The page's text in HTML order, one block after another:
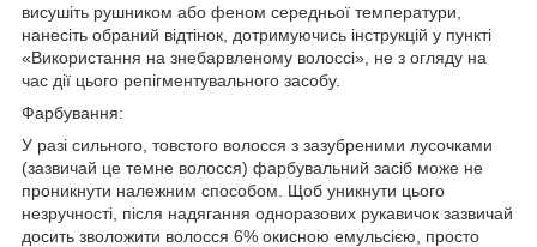
висушіть рушником або феном середньої температури,
нанесіть обраний відтінок, дотримуючись інструкцій у пункті
«Використання на знебарвленому волоссі», не з огляду на
час дії цього репігментувального засобу.
Фарбування:
У разі сильного, товстого волосся з зазубреними лусочками
(зазвичай це темне волосся) фарбувальний засіб може не
проникнути належним способом. Щоб уникнути цього
незручності, після надягання одноразових рукавичок зазвичай
досить зволожити волосся 6% окисною емульсією, просто